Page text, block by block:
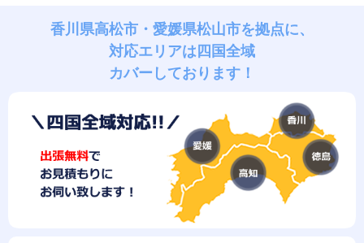
香川県高松市・愛媛県松山市を拠点に、
対応エリアは四国全域
カバーしております！